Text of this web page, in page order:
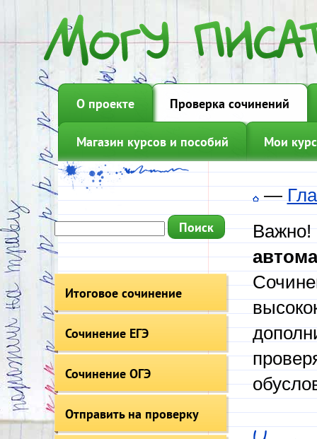
О проекте Проверка сочинений
Магазин курсов и пособий Мои
Итоговое сочинение
Сочинение ЕГЭ
Сочинение ОГЭ
Отправить на проверку
—
Важно!